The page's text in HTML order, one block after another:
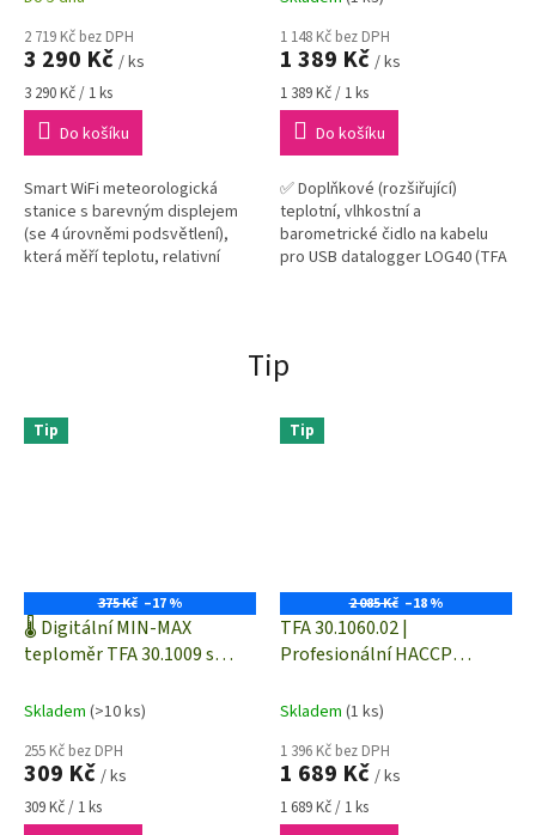
2 719 Kč bez DPH
3 290 Kč / ks
Měrná
cena:
3 290 Kč / 1 ks
Do košíku
Smart WiFi meteorologická
stanice s barevným displejem
(se 4 úrovněmi podsvětlení),
která měří teplotu, relativní
1 148 Kč bez DPH
1 389 Kč / ks
Měrná
cena:
1 389 Kč / 1 ks
Do košíku
✅ Doplňkové (rozšiřující)
teplotní, vlhkostní a
barometrické čidlo na kabelu
pro USB datalogger LOG40 (TFA
Tip
Tip
375 Kč –17 %
🌡️ Digitální MIN-MAX
teploměr TFA 30.1009 s
-50 až +70 °C
Skladem (>10 ks)
255 Kč bez DPH
309 Kč / ks
Měrná
cena:
309 Kč / 1 ks
Tip
2 085 Kč –18 %
TFA 30.1060.02 |
Profesionální HACCP
GOURMET | IP65, výklopný,
Skladem (1 ks)
1 396 Kč bez DPH
1 689 Kč / ks
Měrná
cena:
1 689 Kč / 1 ks